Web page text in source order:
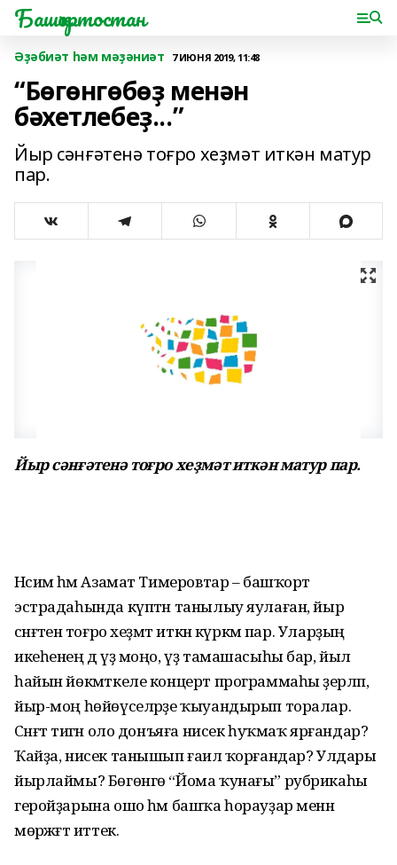
Башҡортостан
Әҙәбиәт һәм мәҙәниәт 7 ИЮНЯ 2019, 11:48
“Бөгөнгөбөҙ менән
бәхетлебеҙ...”
Йыр сәнғәтенә тоғро хеҙмәт иткән матур
пар.
Йыр сәнғәтенә тоғро хеҙмәт иткән матур пар.
Нәсимә һәм Азамат Тимеровтар – башҡорт
эстрадаһында күптән танылыу яулаған, йыр
сәнғәтенә тоғро хеҙмәт иткән күркәм пар. Уларҙың
икеһенең дә үҙ моңо, үҙ тамашасыһы бар, йыл
һайын йөкмәткеле концерт программаһы әҙерләп,
йыр-моң һөйөүселәрҙе ҡыуандырып торалар.
Сәнғәт тигән оло донъяға нисек һуҡмаҡ ярғандар?
Ҡайҙа, нисек танышып ғаилә ҡорғандар? Улдары
йырлаймы? Бөгөнгө “Йома ҡунағы” рубрикаһы
геройҙарына ошо һәм башҡа һорауҙар менән
мөрәжәғәт иттек.